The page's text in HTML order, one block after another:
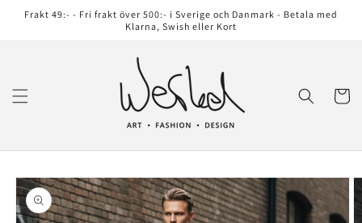
vidare
Frakt 49:- - Fri frakt över 500:- i Sverige och Danmark - Betala med
Klarna, Swish eller Kort
vidare till